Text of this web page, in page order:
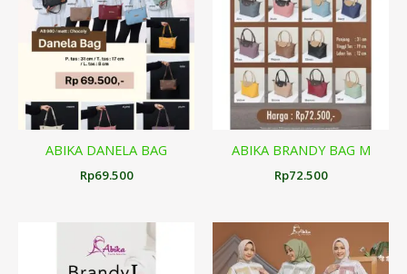
ABIKA DANELA BAG
Rp69.500
ABIKA BRANDY BAG M
Rp72.500